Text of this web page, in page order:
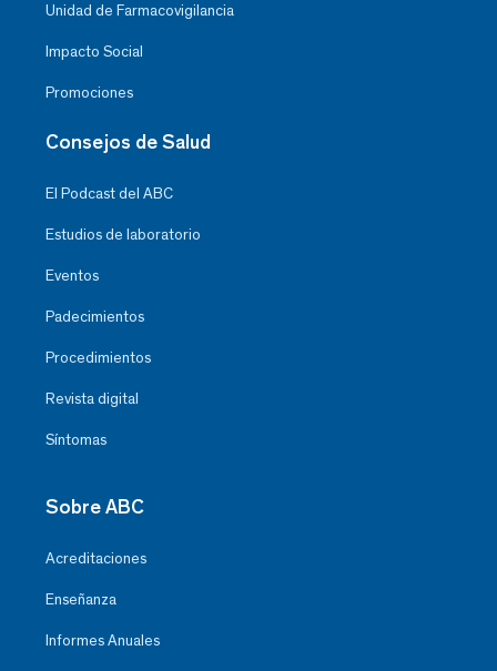
Unidad de Farmacovigilancia
Impacto Social
Promociones
Consejos de Salud
El Podcast del ABC
Estudios de laboratorio
Eventos
Padecimientos
Procedimientos
Revista digital
Síntomas
Sobre ABC
Acreditaciones
Enseñanza
Informes Anuales